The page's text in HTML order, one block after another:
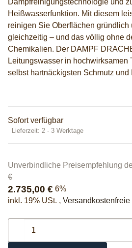
Dampfreinigungstechnologie und
Heißwasserfunktion. Mit diesem
reinigen Sie Oberflächen
gleichzeitig – und das völlig ohne
Chemikalien. Der DAMPF
Leitungswasser in hochwirksamen
selbst hartnäckigsten Schmutz und
Sofort verfügbar
Lieferzeit: 2 - 3 Werktage
Unverbindliche Preisempfehlung
€
2.735,00 € 6%
inkl. 19% USt. , Versandkostenfreie